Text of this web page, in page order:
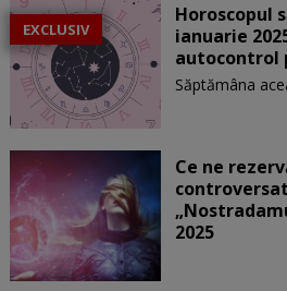
EXCLUSIV
Horoscopul
ianuarie
autocontrol
Săptămâna
Ce ne
2025